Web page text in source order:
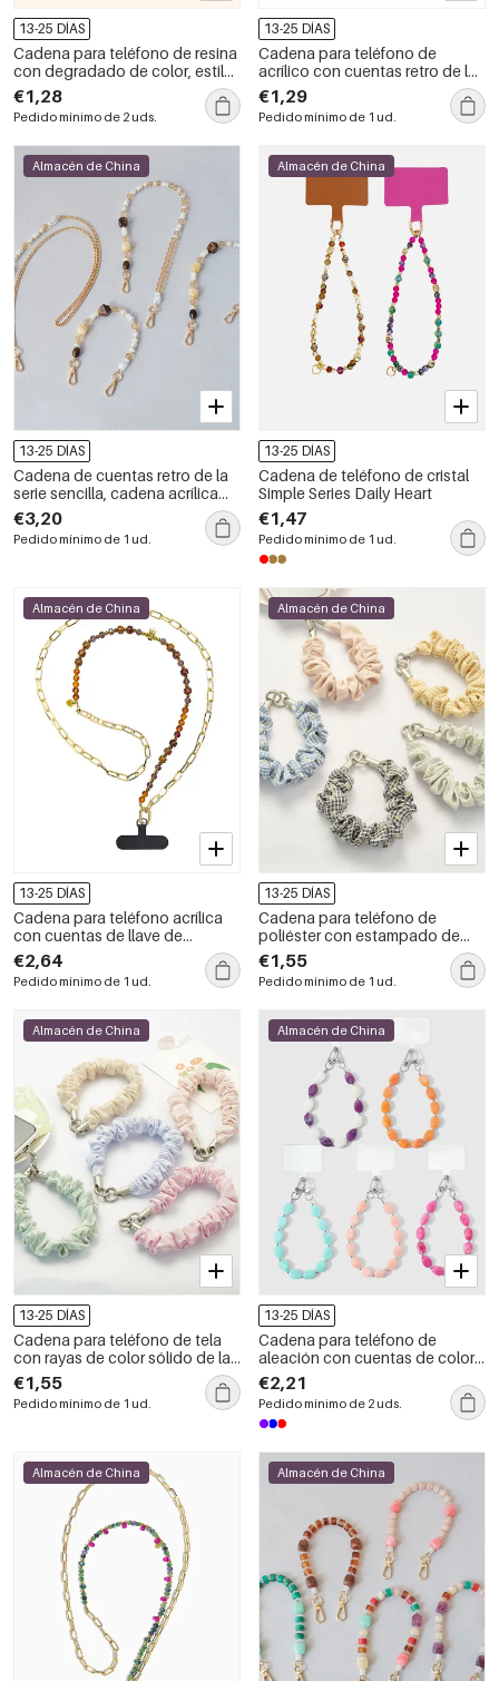
13-25 DÍAS
Cadena para teléfono de resina
con degradado de color, estilo
retro, de la serie Simple
€1,28
Pedido mínimo de 2 uds.
13-25 DÍAS
Cadena para teléfono de
acrílico con cuentas retro de la
serie Simple, colores variados.
€1,29
Pedido mínimo de 1 ud.
Almacén de China
13-25 DÍAS
Cadena de cuentas retro de la
serie sencilla, cadena acrílica
para bolso y teléfono
€3,20
Pedido mínimo de 1 ud.
Almacén de China
13-25 DÍAS
Cadena de teléfono de cristal
Simple Series Daily Heart
€1,47
Pedido mínimo de 1 ud.
Almacén de China
13-25 DÍAS
Cadena para teléfono acrílica
con cuentas de llave de
corazón retro de la serie Simple
Series con degradado de color
€2,64
Pedido mínimo de 1 ud.
Almacén de China
13-25 DÍAS
Cadena para teléfono de
poliéster con estampado de
estrellas a cuadros de la serie
Simple.
€1,55
Pedido mínimo de 1 ud.
Almacén de China
13-25 DÍAS
Cadena para teléfono de tela
con rayas de color sólido de la
serie Simple Daily
€1,55
Pedido mínimo de 1 ud.
Almacén de China
13-25 DÍAS
Cadena para teléfono de
aleación con cuentas de color
sólido de la serie Simple Daily
€2,21
Pedido mínimo de 2 uds.
Almacén de China Almacén de China